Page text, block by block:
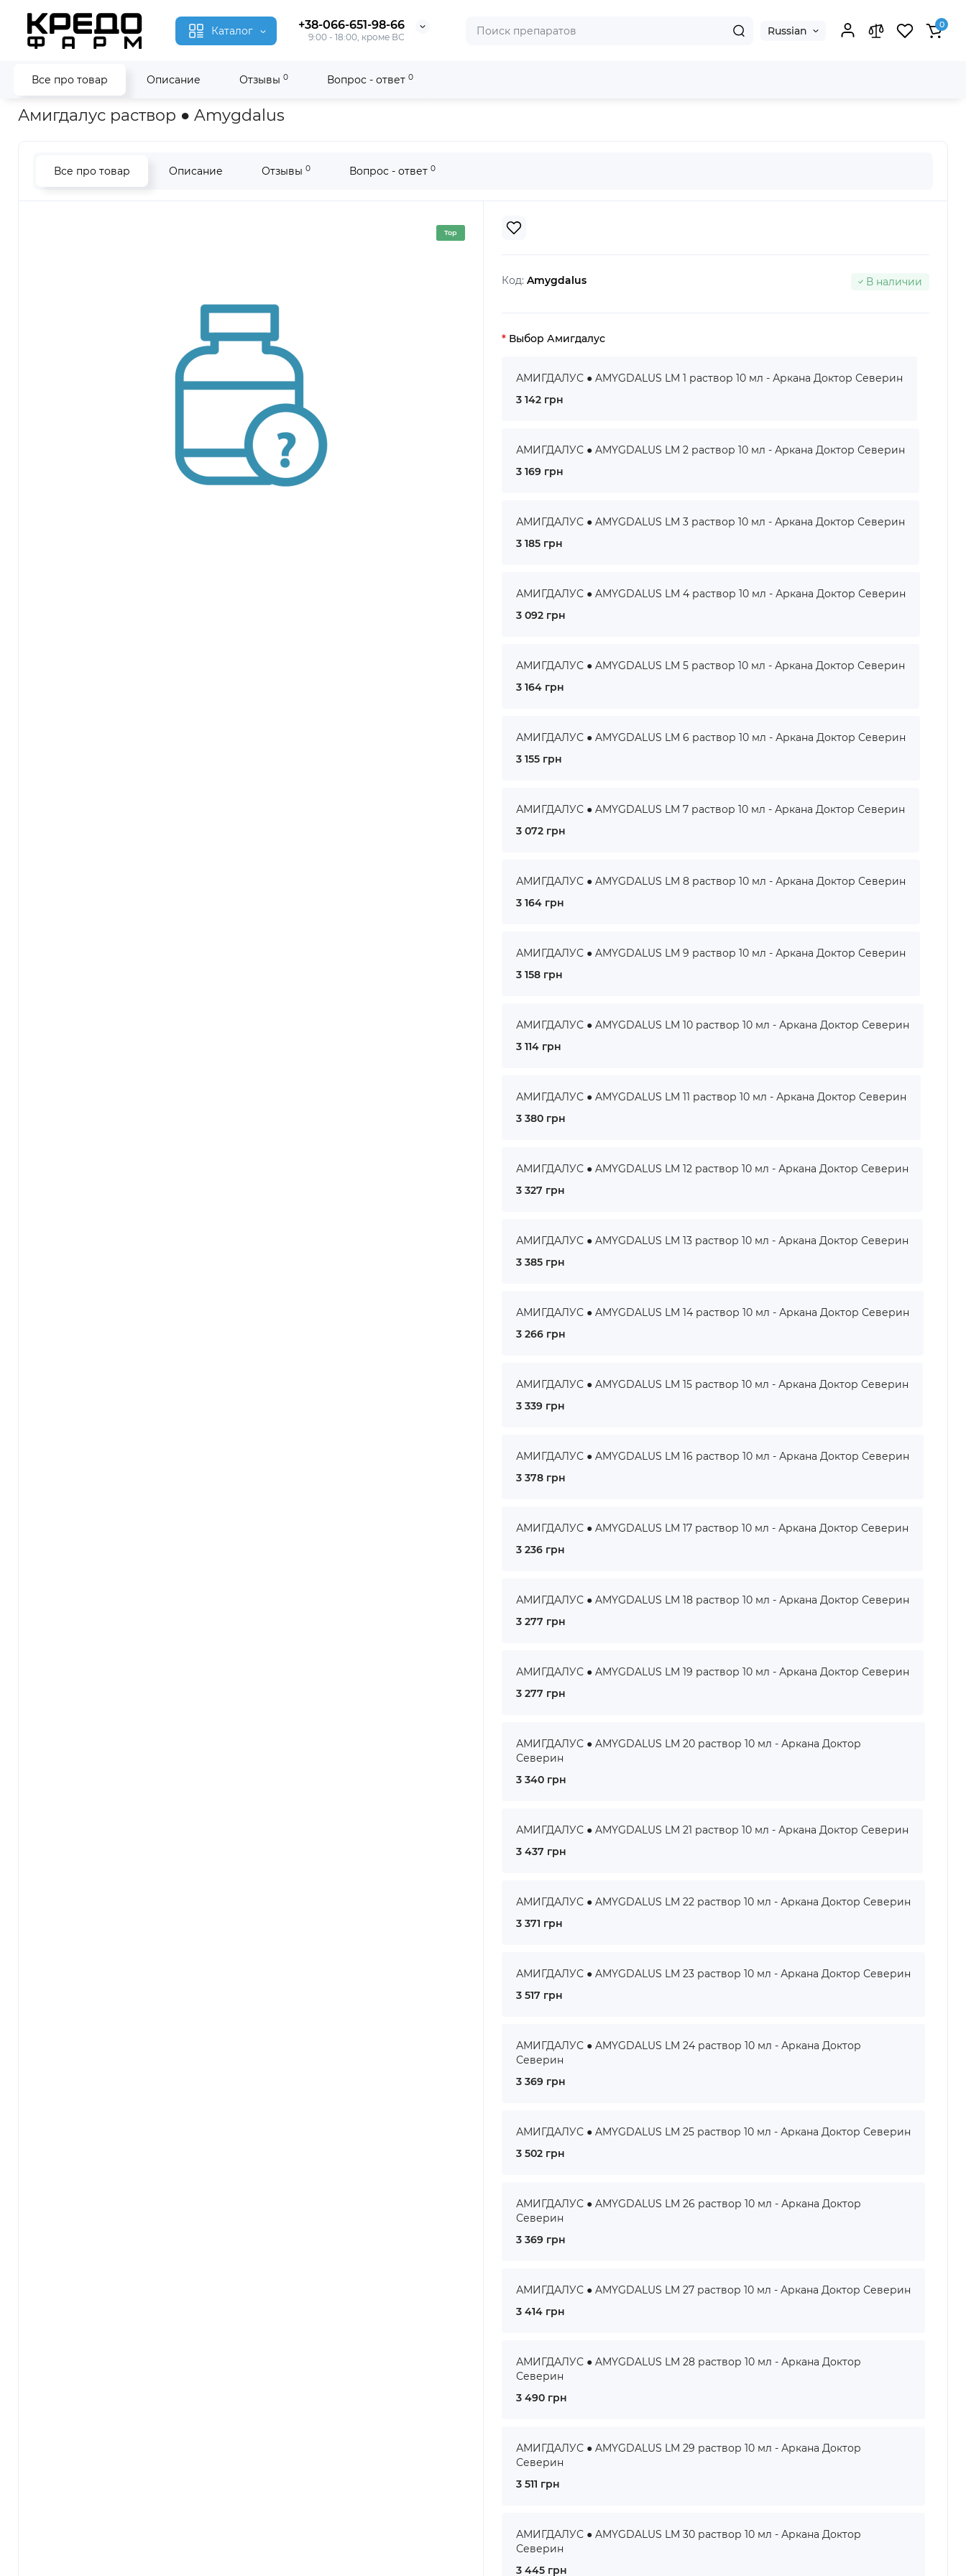
Каталог +38-066-651-98-66
9:00 - 18:00, кроме ВС Russian 0
Все про товар Описание Отзывы 0 Вопрос - ответ 0
Главная Гомеопатия Амигдалус ● Amygdalus
Амигдалус раствор ● Amygdalus
Все про товар Описание Отзывы 0 Вопрос - ответ 0
Top
Код: Amygdalus В наличии
Выбор Амигдалус
АМИГДАЛУС ● AMYGDALUS LM 1 раствор 10 мл - Аркана Доктор Северин
3 142 грн
АМИГДАЛУС ● AMYGDALUS LM 2 раствор 10 мл - Аркана Доктор Северин
3 169 грн
АМИГДАЛУС ● AMYGDALUS LM 3 раствор 10 мл - Аркана Доктор Северин
3 185 грн
АМИГДАЛУС ● AMYGDALUS LM 4 раствор 10 мл - Аркана Доктор Северин
3 092 грн
АМИГДАЛУС ● AMYGDALUS LM 5 раствор 10 мл - Аркана Доктор Северин
3 164 грн
АМИГДАЛУС ● AMYGDALUS LM 6 раствор 10 мл - Аркана Доктор Северин
3 155 грн
АМИГДАЛУС ● AMYGDALUS LM 7 раствор 10 мл - Аркана Доктор Северин
3 072 грн
АМИГДАЛУС ● AMYGDALUS LM 8 раствор 10 мл - Аркана Доктор Северин
3 164 грн
АМИГДАЛУС ● AMYGDALUS LM 9 раствор 10 мл - Аркана Доктор Северин
3 158 грн
АМИГДАЛУС ● AMYGDALUS LM 10 раствор 10 мл - Аркана Доктор Северин
3 114 грн
АМИГДАЛУС ● AMYGDALUS LM 11 раствор 10 мл - Аркана Доктор Северин
3 380 грн
АМИГДАЛУС ● AMYGDALUS LM 12 раствор 10 мл - Аркана Доктор Северин
3 327 грн
АМИГДАЛУС ● AMYGDALUS LM 13 раствор 10 мл - Аркана Доктор Северин
3 385 грн
АМИГДАЛУС ● AMYGDALUS LM 14 раствор 10 мл - Аркана Доктор Северин
3 266 грн
АМИГДАЛУС ● AMYGDALUS LM 15 раствор 10 мл - Аркана Доктор Северин
3 339 грн
АМИГДАЛУС ● AMYGDALUS LM 16 раствор 10 мл - Аркана Доктор Северин
3 378 грн
АМИГДАЛУС ● AMYGDALUS LM 17 раствор 10 мл - Аркана Доктор Северин
3 236 грн
АМИГДАЛУС ● AMYGDALUS LM 18 раствор 10 мл - Аркана Доктор Северин
3 277 грн
АМИГДАЛУС ● AMYGDALUS LM 19 раствор 10 мл - Аркана Доктор Северин
3 277 грн
АМИГДАЛУС ● AMYGDALUS LM 20 раствор 10 мл - Аркана Доктор
Северин
3 340 грн
АМИГДАЛУС ● AMYGDALUS LM 21 раствор 10 мл - Аркана Доктор Северин
3 437 грн
АМИГДАЛУС ● AMYGDALUS LM 22 раствор 10 мл - Аркана Доктор Северин
3 371 грн
АМИГДАЛУС ● AMYGDALUS LM 23 раствор 10 мл - Аркана Доктор Северин
3 517 грн
АМИГДАЛУС ● AMYGDALUS LM 24 раствор 10 мл - Аркана Доктор
Северин
3 369 грн
АМИГДАЛУС ● AMYGDALUS LM 25 раствор 10 мл - Аркана Доктор Северин
3 502 грн
АМИГДАЛУС ● AMYGDALUS LM 26 раствор 10 мл - Аркана Доктор
Северин
3 369 грн
АМИГДАЛУС ● AMYGDALUS LM 27 раствор 10 мл - Аркана Доктор Северин
3 414 грн
АМИГДАЛУС ● AMYGDALUS LM 28 раствор 10 мл - Аркана Доктор
Северин
3 490 грн
АМИГДАЛУС ● AMYGDALUS LM 29 раствор 10 мл - Аркана Доктор
Северин
3 511 грн
АМИГДАЛУС ● AMYGDALUS LM 30 раствор 10 мл - Аркана Доктор
Северин
3 445 грн